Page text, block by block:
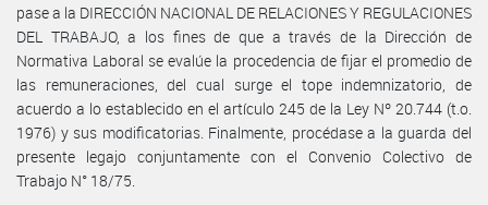
pase a la DIRECCIÓN NACIONAL DE RELACIONES Y REGULACIONES
DEL TRABAJO, a los fines de que a través de la Dirección de
Normativa Laboral se evalúe la procedencia de fijar el promedio de
las remuneraciones, del cual surge el tope indemnizatorio, de
acuerdo a lo establecido en el artículo 245 de la Ley Nº 20.744 (t.o.
1976) y sus modificatorias. Finalmente, procédase a la guarda del
presente legajo conjuntamente con el Convenio Colectivo de
Trabajo N° 18/75.